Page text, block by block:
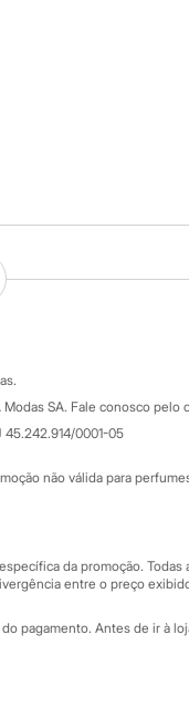
SA. Fale conosco pelo
0001-05
não válida para
da promoção.
entre o preço
pagamento. Antes de ir